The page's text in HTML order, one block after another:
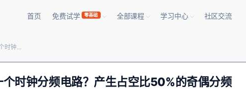
首页 免费试学 零基础 全部课程 学习中心 社区交流
Verilog笔试常考题：如何设计一个时钟分频电路？产生占空比50%的奇偶分频有什么不同？
时钟分频电路？产生占空比50%的奇偶分频